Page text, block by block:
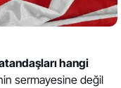
hangi
sermayesine değil